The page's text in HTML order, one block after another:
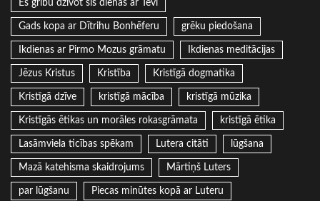
Es gribu dzīvot šīs dienas ar Tevi
Gads kopa ar Dītrihu Bonhēferu grēku piedošana
Ikdienas ar Pirmo Mozus grāmatu Ikdienas meditācijas
Jēzus Kristus Kristība Kristīgā dogmatika
Kristīgā dzīve kristīgā mācība kristīgā mūzika
Kristīgās ētikas un morāles rokasgrāmata kristīgā ētika
Lasāmviela ticības spēkam Lutera citāti lūgšana
Mazā katehisma skaidrojums Mārtiņš Luters
par lūgšanu Piecas minūtes kopā ar Luteru